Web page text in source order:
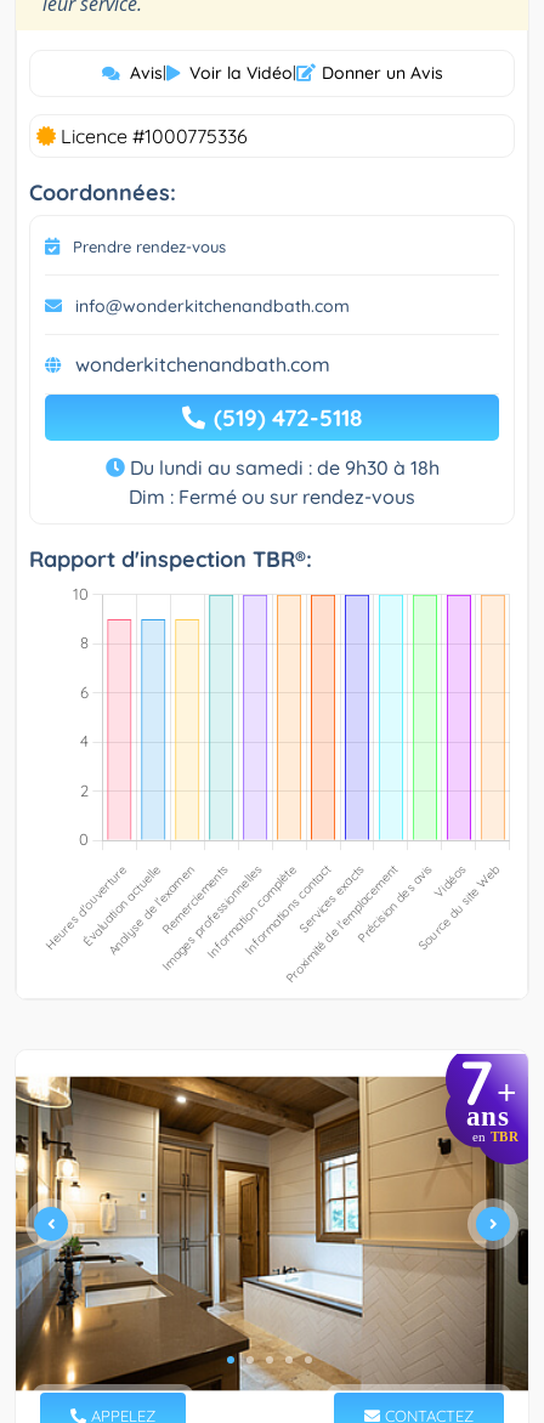
Avis| Voir la Vidéo| Donner un Avis
Licence #1000775336
Coordonnées:
Prendre rendez-vous
info@wonderkitchenandbath.com
wonderkitchenandbath.com
(519) 472-5118
Du lundi au samedi : de 9h30 à 18h
Dim : Fermé ou sur rendez-vous
Rapport d'inspection TBR®:
7+
ans
en TBR
APPELEZ CONTACTEZ